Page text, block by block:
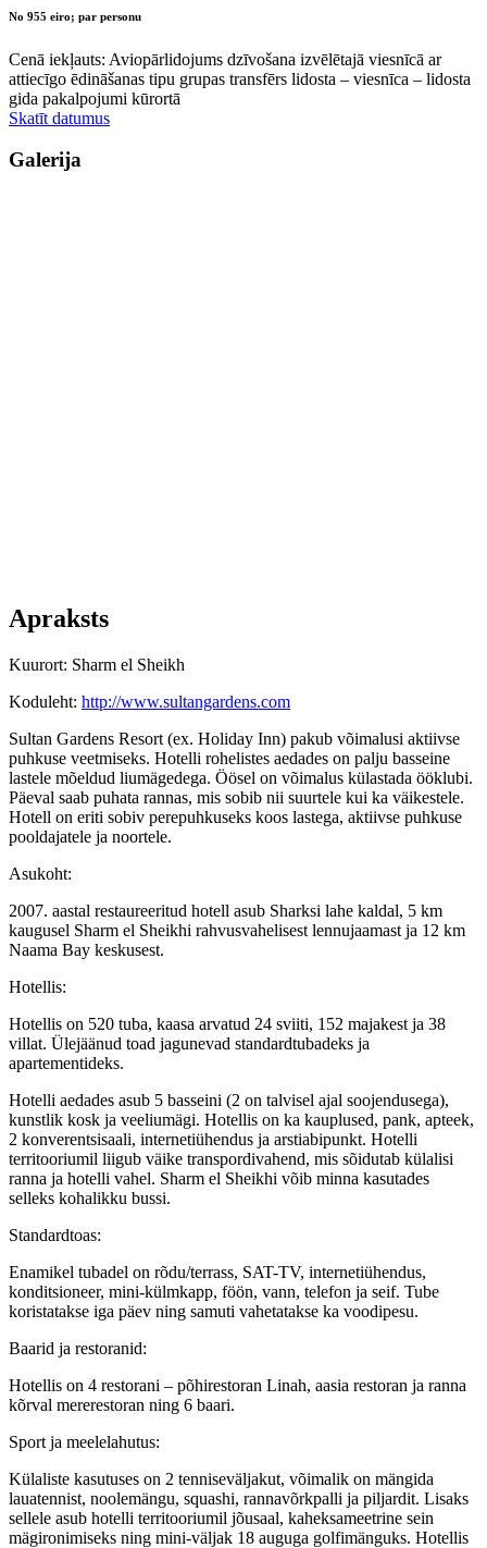
No 955 eiro; par personu
Cenā iekļauts: Aviopārlidojums dzīvošana izvēlētajā viesnīcā ar
attiecīgo ēdināšanas tipu grupas transfērs lidosta – viesnīca – lidosta
gida pakalpojumi kūrortā
Skatīt datumus
Galerija
Apraksts
Kuurort: Sharm el Sheikh
Koduleht: http://www.sultangardens.com
Sultan Gardens Resort (ex. Holiday Inn) pakub võimalusi aktiivse
puhkuse veetmiseks. Hotelli rohelistes aedades on palju basseine
lastele mõeldud liumägedega. Öösel on võimalus külastada ööklubi.
Päeval saab puhata rannas, mis sobib nii suurtele kui ka väikestele.
Hotell on eriti sobiv perepuhkuseks koos lastega, aktiivse puhkuse
pooldajatele ja noortele.
Asukoht:
2007. aastal restaureeritud hotell asub Sharksi lahe kaldal, 5 km
kaugusel Sharm el Sheikhi rahvusvahelisest lennujaamast ja 12 km
Naama Bay keskusest.
Hotellis:
Hotellis on 520 tuba, kaasa arvatud 24 sviiti, 152 majakest ja 38
villat. Ülejäänud toad jagunevad standardtubadeks ja
apartementideks.
Hotelli aedades asub 5 basseini (2 on talvisel ajal soojendusega),
kunstlik kosk ja veeliumägi. Hotellis on ka kauplused, pank, apteek,
2 konverentsisaali, internetiühendus ja arstiabipunkt. Hotelli
territooriumil liigub väike transpordivahend, mis sõidutab külalisi
ranna ja hotelli vahel. Sharm el Sheikhi võib minna kasutades
selleks kohalikku bussi.
Standardtoas:
Enamikel tubadel on rõdu/terrass, SAT-TV, internetiühendus,
konditsioneer, mini-külmkapp, föön, vann, telefon ja seif. Tube
koristatakse iga päev ning samuti vahetatakse ka voodipesu.
Baarid ja restoranid:
Hotellis on 4 restorani – põhirestoran Linah, aasia restoran ja ranna
kõrval mererestoran ning 6 baari.
Sport ja meelelahutus:
Külaliste kasutuses on 2 tenniseväljakut, võimalik on mängida
lauatennist, noolemängu, squashi, rannavõrkpalli ja piljardit. Lisaks
sellele asub hotelli territooriumil jõusaal, kaheksameetrine sein
mägironimiseks ning mini-väljak 18 auguga golfimänguks. Hotellis